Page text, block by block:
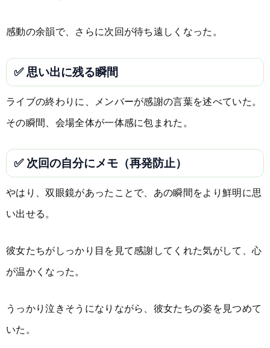
感動の余韻で、さらに次回が待ち遠しくなった。
✅ 思い出に残る瞬間
ライブの終わりに、メンバーが感謝の言葉を述べていた。
その瞬間、会場全体が一体感に包まれた。
✅ 次回の自分にメモ（再発防止）
やはり、双眼鏡があったことで、あの瞬間をより鮮明に思
い出せる。
彼女たちがしっかり目を見て感謝してくれた気がして、心
が温かくなった。
うっかり泣きそうになりながら、彼女たちの姿を見つめて
いた。